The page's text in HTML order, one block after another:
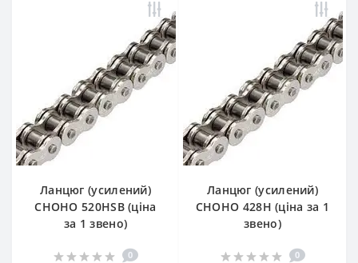
Ланцюг (усилений)
СHOHO 520HSB (ціна
за 1 звено)
0
Ланцюг (усилений)
СHOHO 428H (ціна за 1
звено)
0